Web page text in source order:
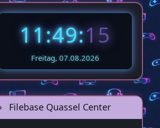
11:49:17
Freitag, 07.08.2026
Filebase Quassel Center